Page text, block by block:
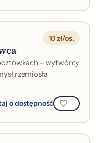
10 zł/os.
– wytwórcy
rzemiosła
o dostępność